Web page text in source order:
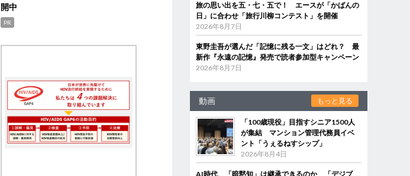
開中
PR
旅の思い出を五・七・五で！ エースが「かばんの
日」に合わせ「旅行川柳コンテスト」を開催
2026年8月7日
東野圭吾が選んだ「記憶に残る一文」はどれ？ 最
新作『永遠の記憶』発売で読者参加型キャンペーン
2026年8月7日
動画 もっと見る
「100歳現役」目指すシニア1500人
が集結 マンション管理代務員イベ
ント「うぇるねすシップ」
2026年8月4日
AI時代、「暗黙知」は継承できるのか 「デジブ